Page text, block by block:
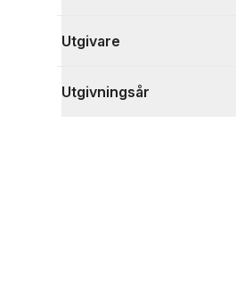
Utgivare
Utgivningsår